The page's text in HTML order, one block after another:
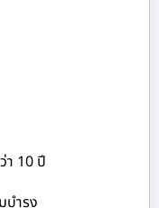
า 10 ปี
บำรุง